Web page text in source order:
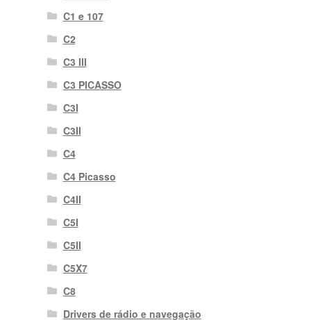
C1 e 107
C2
C3 III
C3 PICASSO
C3I
C3II
C4
C4 Picasso
C4II
C5I
C5II
C5X7
C8
Drivers de rádio e navegação